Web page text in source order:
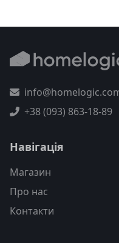
+38 (093) 863-18-89
Навігація
Магазин
Про нас
Контакти